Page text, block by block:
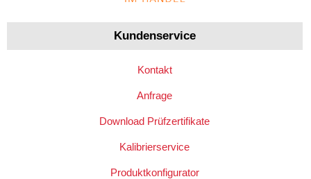
Kundenservice
Kontakt
Anfrage
Download Prüfzertifikate
Kalibrierservice
Produktkonfigurator